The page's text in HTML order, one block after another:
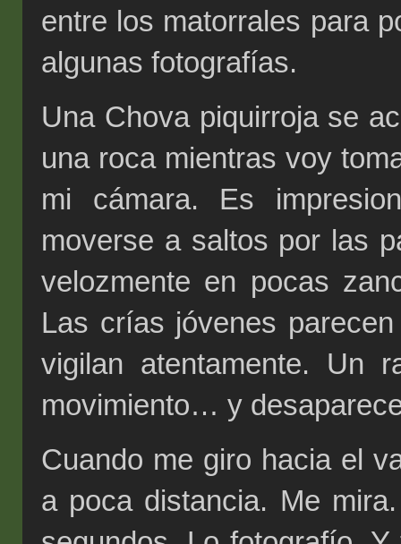
entre los matorrales para
algunas fotografías.
Una Chova piquirroja se
una roca mientras voy
mi cámara. Es
moverse a saltos por las
velozmente en pocas
Las crías jóvenes
vigilan atentamente. Un
movimiento… y
Cuando me giro hacia el
a poca distancia. Me